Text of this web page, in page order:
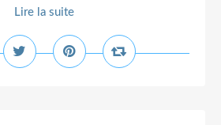
Lire la suite